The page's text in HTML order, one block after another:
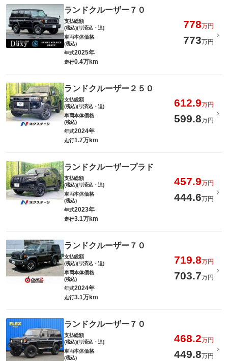
ランドクルーザー７０
支払総額
(税込)(リ済込・追)
778万円
車両本体価格
(税込)
773万円
年式2025年
走行0.4万km
ランドクルーザー２５０
支払総額
(税込)(リ済込・追)
612.9万円
車両本体価格
(税込)
599.8万円
年式2024年
走行1.7万km
ランドクルーザープラド
支払総額
(税込)(リ済込・追)
457.9万円
車両本体価格
(税込)
444.6万円
年式2023年
走行3.1万km
ランドクルーザー７０
支払総額
(税込)(リ済込・追)
719.8万円
車両本体価格
(税込)
703.7万円
年式2024年
走行3.1万km
ランドクルーザー７０
支払総額
(税込)(リ済込・追)
468.2万円
車両本体価格
(税込)
449.8万円